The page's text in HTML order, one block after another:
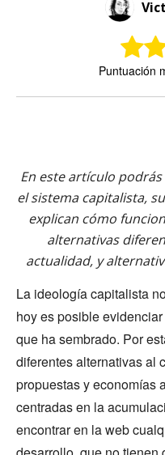
Puntuación
En este artículo
el sistema capitalista,
explican cómo
alternativas
actualidad, y
La ideología capitalista
hoy es posible
que ha sembrado. Por
diferentes alternativas al
propuestas y economías
centradas en la
encontrar en la web